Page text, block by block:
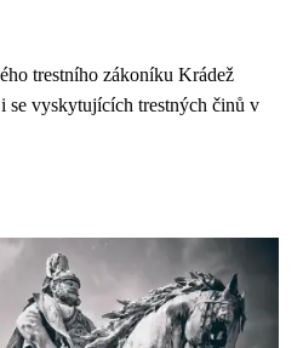
trestního zákoníku Krádež
se vyskytujících trestných činů v